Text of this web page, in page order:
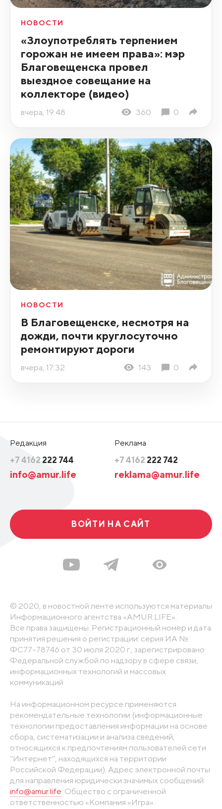
НОВОСТИ
«Злоупотреблять терпением
горожан не имеем права»: мэр
Благовещенска провел
выездное совещание на
коллекторе (видео)
вчера, 19:48 360 0
НОВОСТИ
В Благовещенске, несмотря на
дожди, почти круглосуточно
ремонтируют дороги
вчера, 17:32 143 0
Редакция
+7 4162 222 744
info@amur.life
Реклама
+7 4162 222 742
reklama@amur.life
ВОЙТИ НА САЙТ
© 2020, в новостной ленте используются материалы
Информационного агентства «AMUR.LIFE».
Все права защищены. Регистрационный номер и дата
принятия решения о регистрации: серия ИА №
ФС77-78746 от 30 июля 2020 г., зарегистрировано
Федеральной службой по надзору в сфере связи,
информационных технологий и массовых
коммуникаций
На информационном ресурсе применяются
рекомендательные технологии (информационные
технологии предоставления информации на основе
сбора, систематизации и анализа сведений,
относящихся к предпочтениям пользователей сети
"Интернет", находящихся на территории
Российской Федерации). Адрес электронной почты
для направления юридически значимых сообщений:
info@amur.life. Общество с ограниченной
ответственностью «Компания «Игра».